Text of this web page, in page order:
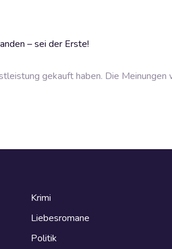
– sei der Erste!
gekauft haben. Die Meinungen
Krimi
Liebesromane
Politik